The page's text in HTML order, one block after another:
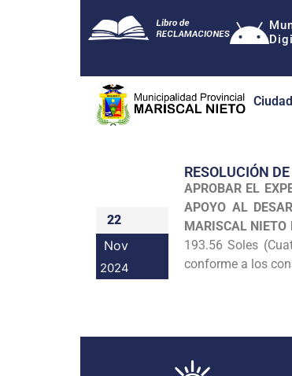
Ciudad
22
Nov
2024
RESOLUCIÓN
APROBAR EL
APOYO AL
MARISCAL NIETO
193.56 Soles
conforme a los